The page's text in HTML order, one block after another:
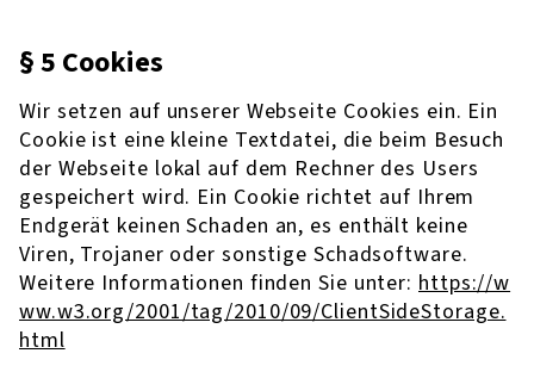
§ 5 Cookies
Wir setzen auf unserer Webseite Cookies ein. Ein
Cookie ist eine kleine Textdatei, die beim Besuch
der Webseite lokal auf dem Rechner des Users
gespeichert wird. Ein Cookie richtet auf Ihrem
Endgerät keinen Schaden an, es enthält keine
Viren, Trojaner oder sonstige Schadsoftware.
Weitere Informationen finden Sie unter: https://w
ww.w3.org/2001/tag/2010/09/ClientSideStorage.
html